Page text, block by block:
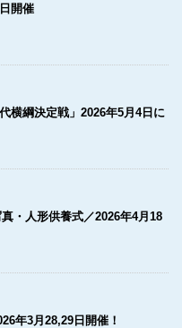
開催
横綱決定戦」2026年5月4日に
・人形供養式／2026年4月18
年3月28,29日開催！